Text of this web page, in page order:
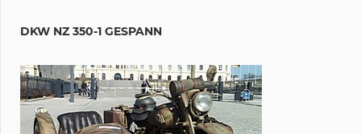
DKW NZ 350-1 GESPANN